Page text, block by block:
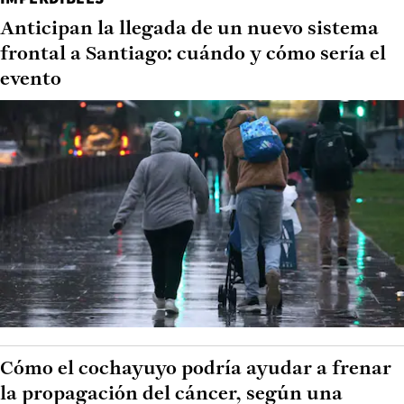
Anticipan la llegada de un nuevo sistema
frontal a Santiago: cuándo y cómo sería el
evento
Cómo el cochayuyo podría ayudar a frenar
la propagación del cáncer, según una